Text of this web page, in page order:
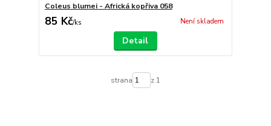
Coleus blumei - Africká kopřiva 058
85 Kč/ks Není skladem
Detail
strana z 1